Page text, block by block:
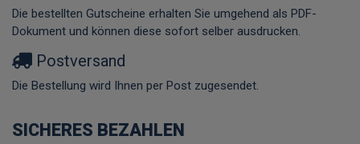
Die bestellten Gutscheine erhalten Sie umgehend als PDF-
Dokument und können diese sofort selber ausdrucken.
Postversand
Die Bestellung wird Ihnen per Post zugesendet.
SICHERES BEZAHLEN